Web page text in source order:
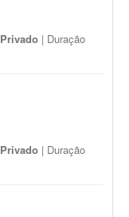
Privado | Duração
Privado | Duração